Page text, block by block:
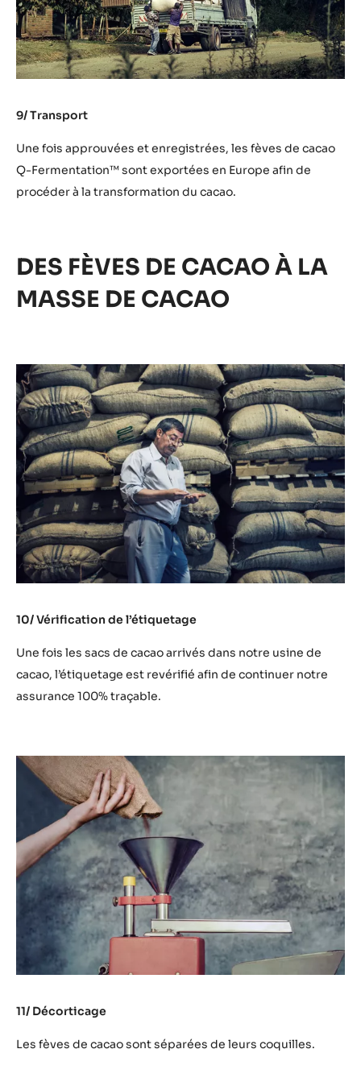
9/ Transport
Une fois approuvées et enregistrées, les fèves de cacao
Q-Fermentation™ sont exportées en Europe afin de
procéder à la transformation du cacao.
DES FÈVES DE CACAO À LA
MASSE DE CACAO
10/ Vérification de l’étiquetage
Une fois les sacs de cacao arrivés dans notre usine de
cacao, l’étiquetage est revérifié afin de continuer notre
assurance 100% traçable.
11/ Décorticage
Les fèves de cacao sont séparées de leurs coquilles.